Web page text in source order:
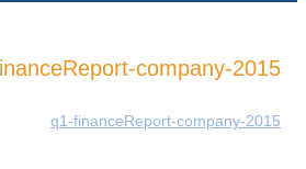
לתוכן
2015-q1-financeReport-company
2015-q1-financeReport-company